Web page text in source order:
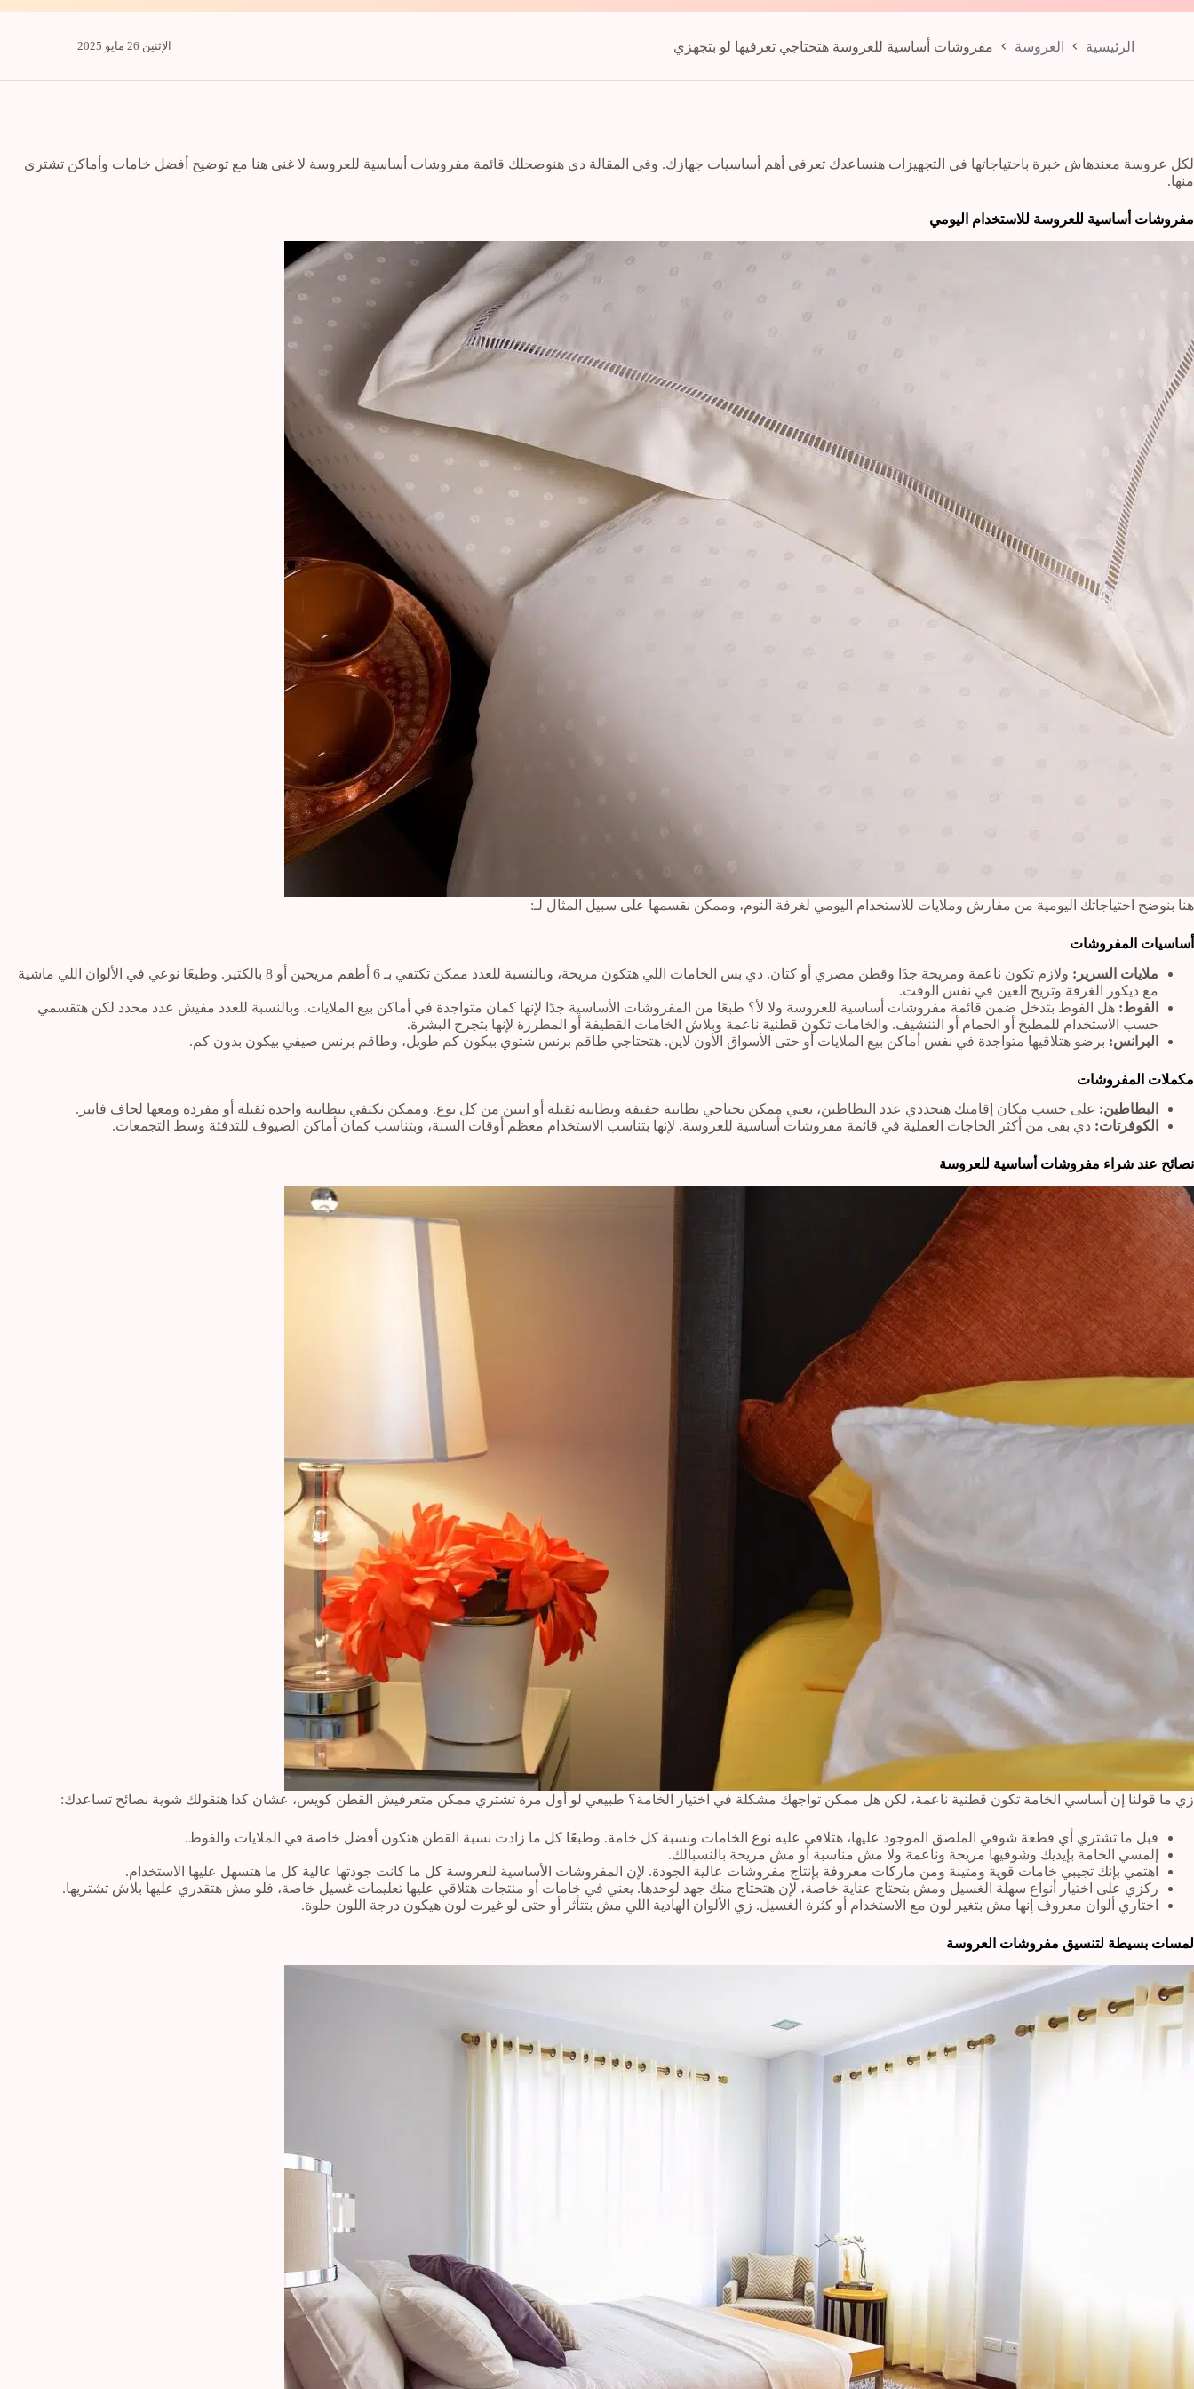
الرئيسية العروسة مفروشات أساسية للعروسة هتحتاجي تعرفيها لو بتجهزي الإثنين 26 مايو 2025
لكل عروسة معندهاش خبرة باحتياجاتها في التجهيزات هنساعدك تعرفي أهم أساسيات جهازك. وفي المقالة دي هنوضحلك قائمة مفروشات أساسية للعروسة لا غنى هنا مع توضيح أفضل خامات وأماكن تشتري
منها.
مفروشات أساسية للعروسة للاستخدام اليومي
هنا بنوضح احتياجاتك اليومية من مفارش وملايات للاستخدام اليومي لغرفة النوم، وممكن نقسمها على سبيل المثال لـ:
أساسيات المفروشات
ملايات السرير:
ولازم تكون ناعمة ومريحة جدًا وقطن مصري أو كتان. دي بس الخامات اللي هتكون مريحة، وبالنسبة للعدد ممكن تكتفي بـ 6 أطقم مريحين أو 8 بالكتير. وطبعًا نوعي في الألوان اللي ماشية
مع ديكور الغرفة وتريح العين في نفس الوقت.
الفوط: هل الفوط بتدخل ضمن قائمة مفروشات أساسية للعروسة ولا لأ؟ طبعًا من المفروشات الأساسية جدًا لإنها كمان متواجدة في أماكن بيع الملايات. وبالنسبة للعدد مفيش عدد محدد لكن هتقسمي
حسب الاستخدام للمطبخ أو الحمام أو التنشيف. والخامات تكون قطنية ناعمة وبلاش الخامات القطيفة أو المطرزة لإنها بتجرح البشرة.
البرانس: برضو هتلاقيها متواجدة في نفس أماكن بيع الملايات أو حتى الأسواق الأون لاين. هتحتاجي طاقم برنس شتوي بيكون كم طويل، وطاقم برنس صيفي بيكون بدون كم.
مكملات المفروشات
البطاطين: على حسب مكان إقامتك هتحددي عدد البطاطين، يعني ممكن تحتاجي بطانية خفيفة وبطانية ثقيلة أو اتنين من كل نوع. وممكن تكتفي ببطانية واحدة ثقيلة أو مفردة ومعها لحاف فايبر.
الكوفرتات: دي بقى من أكثر الحاجات العملية في قائمة مفروشات أساسية للعروسة. لإنها بتناسب الاستخدام معظم أوقات السنة، وبتناسب كمان أماكن الضيوف للتدفئة وسط التجمعات.
نصائح عند شراء مفروشات أساسية للعروسة
زي ما قولنا إن أساسي الخامة تكون قطنية ناعمة، لكن هل ممكن تواجهك مشكلة في اختيار الخامة؟ طبيعي لو أول مرة تشتري ممكن متعرفيش القطن كويس، عشان كدا هنقولك شوية نصائح تساعدك:
قبل ما تشتري أي قطعة شوفي الملصق الموجود عليها، هتلاقي عليه نوع الخامات ونسبة كل خامة. وطبعًا كل ما زادت نسبة القطن هتكون أفضل خاصة في الملايات والفوط.
إلمسي الخامة بإيديك وشوفيها مريحة وناعمة ولا مش مناسبة أو مش مريحة بالنسبالك.
اهتمي بإنك تجيبي خامات قوية ومتينة ومن ماركات معروفة بإنتاج مفروشات عالية الجودة. لإن المفروشات الأساسية للعروسة كل ما كانت جودتها عالية كل ما هتسهل عليها الاستخدام.
ركزي على اختيار أنواع سهلة الغسيل ومش بتحتاج عناية خاصة، لإن هتحتاج منك جهد لوحدها. يعني في خامات أو منتجات هتلاقي عليها تعليمات غسيل خاصة، فلو مش هتقدري عليها بلاش تشتريها.
اختاري ألوان معروف إنها مش بتغير لون مع الاستخدام أو كثرة الغسيل. زي الألوان الهادية اللي مش بتتأثر أو حتى لو غيرت لون هيكون درجة اللون حلوة.
لمسات بسيطة لتنسيق مفروشات العروسة